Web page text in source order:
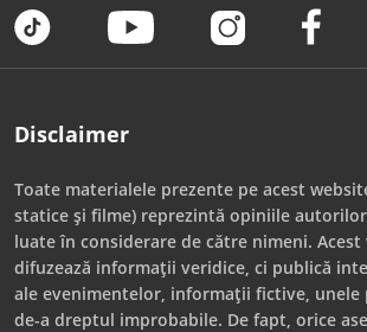
Disclaimer
Toate materialele prezente pe acest
statice și filme) reprezintă opiniile
luate în considerare de către nimeni. Acest
difuzează informații veridice, ci publică
ale evenimentelor, informații fictive, unele
de-a dreptul improbabile. De fapt, orice